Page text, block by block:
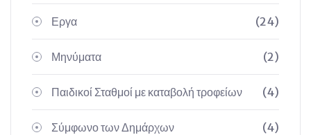
Εργα (24)
Μηνύματα (2)
Παιδικοί Σταθμοί με καταβολή τροφείων (4)
Σύμφωνο των Δημάρχων (4)